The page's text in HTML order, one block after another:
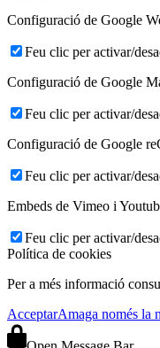
Configuració de Google
Feu clic per activar/
Configuració de Google
Feu clic per activar/
Configuració de Google
Feu clic per activar/
Embeds de Vimeo i
Feu clic per activar/
Política de cookies
Per a més informació
AcceptarAmaga només la